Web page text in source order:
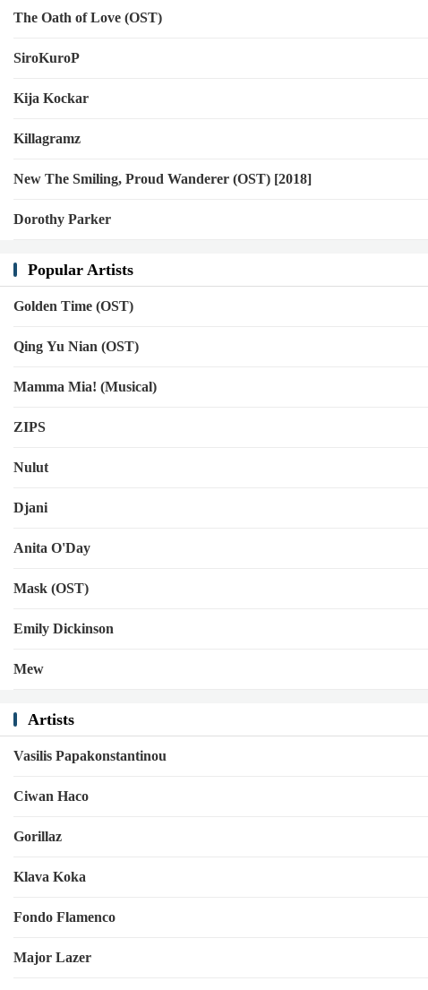
The Oath of Love (OST)
SiroKuroP
Kija Kockar
Killagramz
New The Smiling, Proud Wanderer (OST) [2018]
Dorothy Parker
Popular Artists
Golden Time (OST)
Qing Yu Nian (OST)
Mamma Mia! (Musical)
ZIPS
Nulut
Djani
Anita O'Day
Mask (OST)
Emily Dickinson
Mew
Artists
Vasilis Papakonstantinou
Ciwan Haco
Gorillaz
Klava Koka
Fondo Flamenco
Major Lazer